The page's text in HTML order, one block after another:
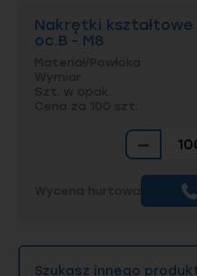
Nakrętki kształtowe
oc.B - M8
−
Szukasz innego